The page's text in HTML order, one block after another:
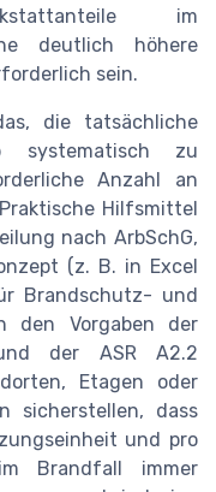
im
deutlich höhere
sein.
die tatsächliche
systematisch zu
Anzahl an
Hilfsmittel
nach ArbSchG,
(z. B. in Excel
Brandschutz- und
den Vorgaben der
der ASR A2.2
Etagen oder
sicherstellen, dass
und pro
Brandfall immer